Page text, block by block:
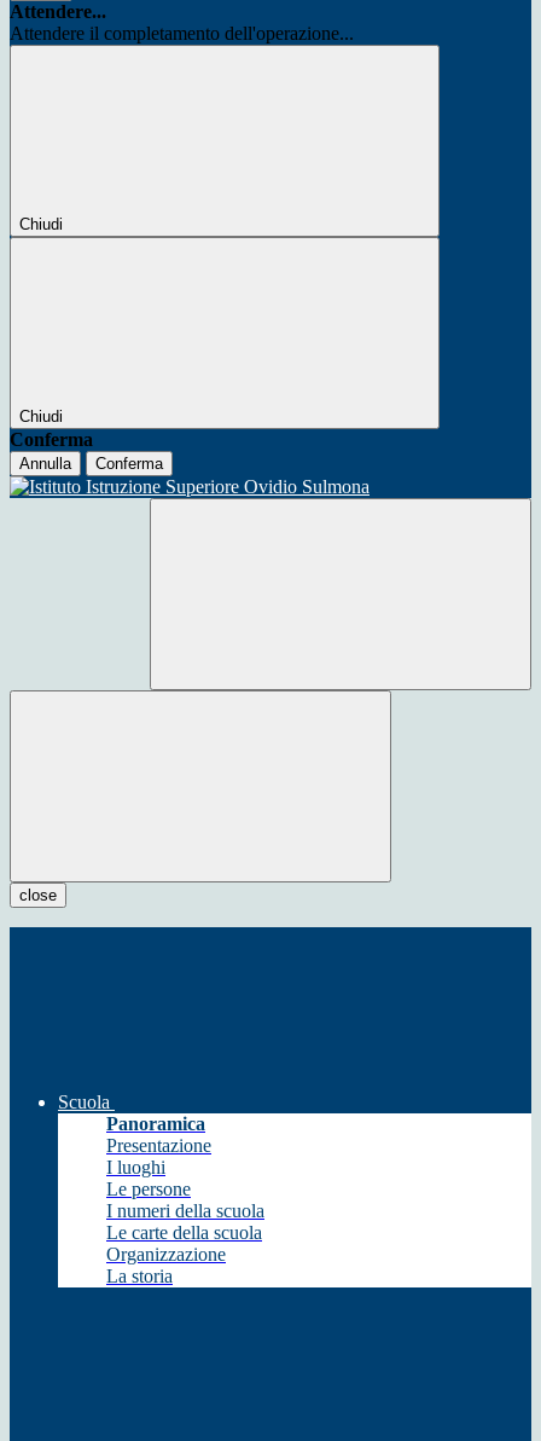
Attendere...
Attendere il completamento dell'operazione...
Chiudi
Chiudi
Conferma
Annulla Conferma
close
Scuola
Panoramica
Presentazione
I luoghi
Le persone
I numeri della scuola
Le carte della scuola
Organizzazione
La storia